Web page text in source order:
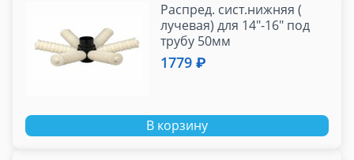
Распред. сист.нижняя (
лучевая) для 14"-16" под
трубу 50мм
1779 ₽
В корзину